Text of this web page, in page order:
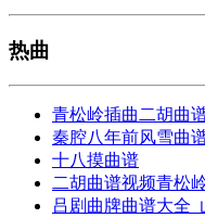
热曲
青松岭插曲二胡曲
秦腔八年前风雪曲
十八摸曲谱
二胡曲谱视频青松
吕剧曲牌曲谱大全